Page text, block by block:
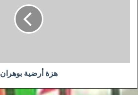
هزة أرضية بوهران